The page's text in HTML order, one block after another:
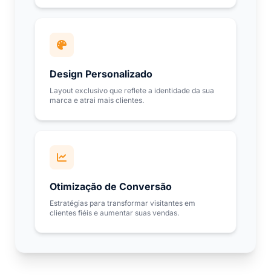
Design Personalizado
Layout exclusivo que reflete a identidade da sua
marca e atrai mais clientes.
Otimização de Conversão
Estratégias para transformar visitantes em
clientes fiéis e aumentar suas vendas.